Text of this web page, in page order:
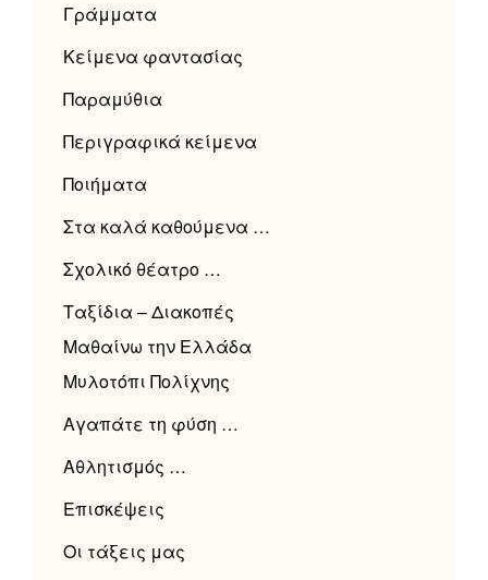
Γράμματα
Κείμενα φαντασίας
Παραμύθια
Περιγραφικά κείμενα
Ποιήματα
Στα καλά καθούμενα …
Σχολικό θέατρο …
Ταξίδια – Διακοπές
Μαθαίνω την Ελλάδα
Μυλοτόπι Πολίχνης
Αγαπάτε τη φύση …
Αθλητισμός …
Επισκέψεις
Οι τάξεις μας